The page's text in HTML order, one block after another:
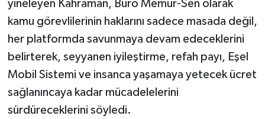
yineleyen Kahraman, Büro Memur-Sen olarak
kamu görevlilerinin haklarını sadece masada değil,
her platformda savunmaya devam edeceklerini
belirterek, seyyanen iyileştirme, refah payı, Eşel
Mobil Sistemi ve insanca yaşamaya yetecek ücret
sağlanıncaya kadar mücadelelerini
sürdüreceklerini söyledi.